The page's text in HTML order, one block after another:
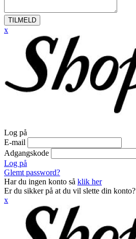
TILMELD
x
Log på
E-mail
Adgangskode
Log på
Glemt password?
Har du ingen konto så klik her
Er du sikker på at du vil slette din konto?
x